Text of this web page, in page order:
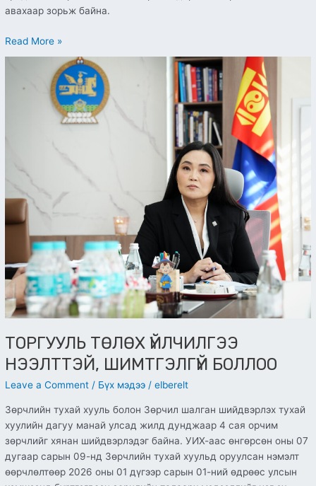
авахаар зорьж байна.
Read More »
ТОРГУУЛЬ ТӨЛӨХ ҮЙЛЧИЛГЭЭ
НЭЭЛТТЭЙ, ШИМТГЭЛГҮЙ БОЛЛОО
Leave a Comment / Бүх мэдээ /elberelt
Зөрчлийн тухай хууль болон Зөрчил шалган шийдвэрлэх тухай
хуулийн дагуу манай улсад жилд дунджаар 4 сая орчим
зөрчлийг хянан шийдвэрлэдэг байна. УИХ-аас өнгөрсөн оны 07
дугаар сарын 09-нд Зөрчлийн тухай хуульд оруулсан нэмэлт
өөрчлөлтөөр 2026 оны 01 дүгээр сарын 01-ний өдрөөс улсын
ҮЙЛЧИЛГЭЭ
НЭЭЛТТЭЙ,
ШИМТГЭЛГҮЙ